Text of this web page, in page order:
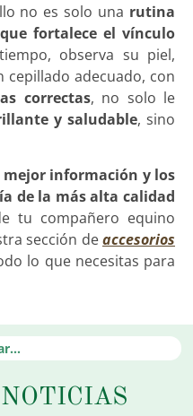
no es solo una rutina
fortalece el vínculo
observa su piel,
adecuado, con
correctas, no solo le
y saludable, sino
mejor información y los
de la más alta calidad
tu compañero equino
sección deaccesorios
lo que necesitas para